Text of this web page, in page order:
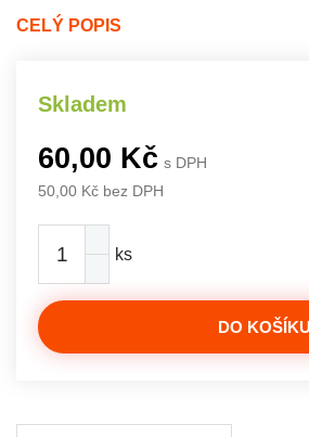
CELÝ POPIS
Skladem
60,00 Kč s DPH
50,00 Kč bez DPH
ks
DO KOŠÍKU